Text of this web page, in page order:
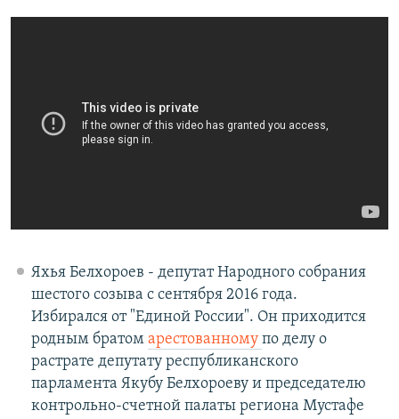
Яхья Белхороев - депутат Народного собрания
шестого созыва с сентября 2016 года.
Избирался от "Единой России". Он приходится
родным братом арестованному по делу о
растрате депутату республиканского
парламента Якубу Белхороеву и председателю
контрольно-счетной палаты региона Мустафе